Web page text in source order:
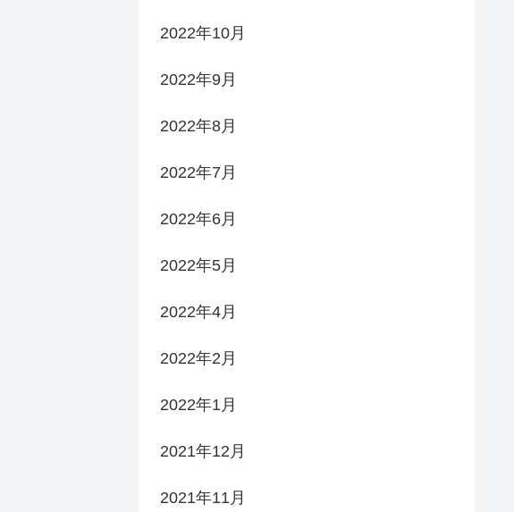
2022年10月
2022年9月
2022年8月
2022年7月
2022年6月
2022年5月
2022年4月
2022年2月
2022年1月
2021年12月
2021年11月